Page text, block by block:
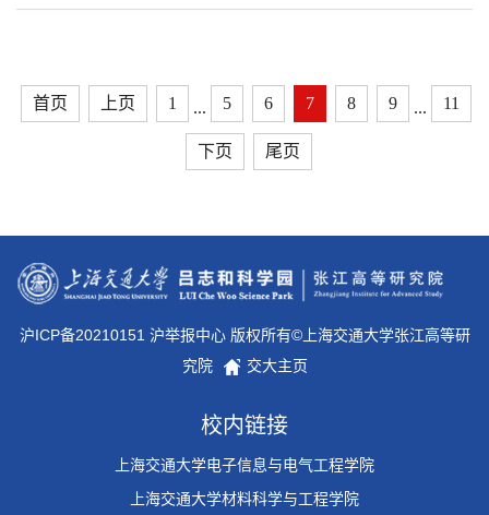
首页 上页 1 ... 5 6 7 8 9 ... 11
下页 尾页
沪ICP备20210151 沪举报中心 版权所有©上海交通大学张江高等研
究院
交大主页
校内链接
上海交通大学电子信息与电气工程学院
上海交通大学材料科学与工程学院